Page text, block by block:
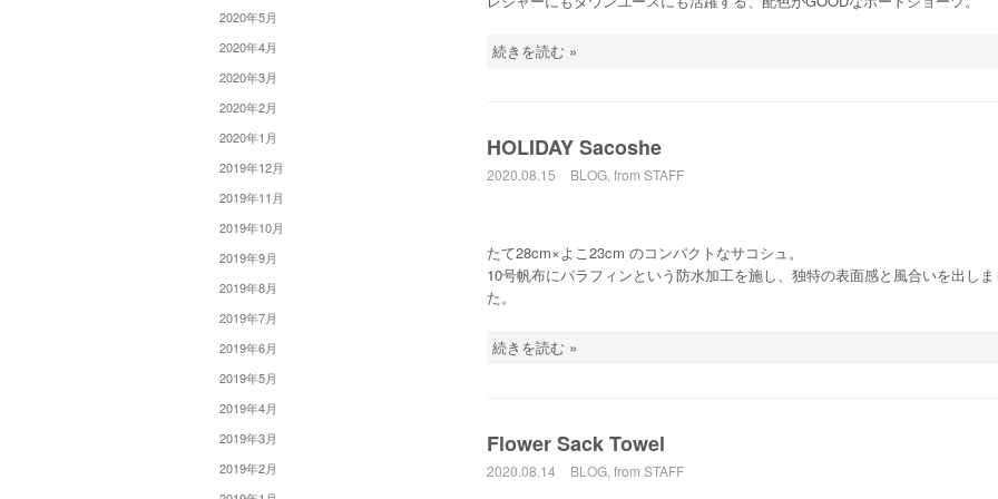
続きを読む »
HOLIDAY Sacoshe
2020.08.15 BLOG from STAFF
たて28cm×よこ23cm のコンパクトなサコシュ。
10号帆布にパラフィンという防水加工を施し、独特の表面感と風合いを出し
た。
続きを読む »
Flower Sack Towel
2020.08.14 BLOG from STAFF
2020年5月
2020年4月
2020年3月
2020年2月
2020年1月
2019年12月
2019年11月
2019年10月
2019年9月
2019年8月
2019年7月
2019年6月
2019年5月
2019年4月
2019年3月
2019年2月